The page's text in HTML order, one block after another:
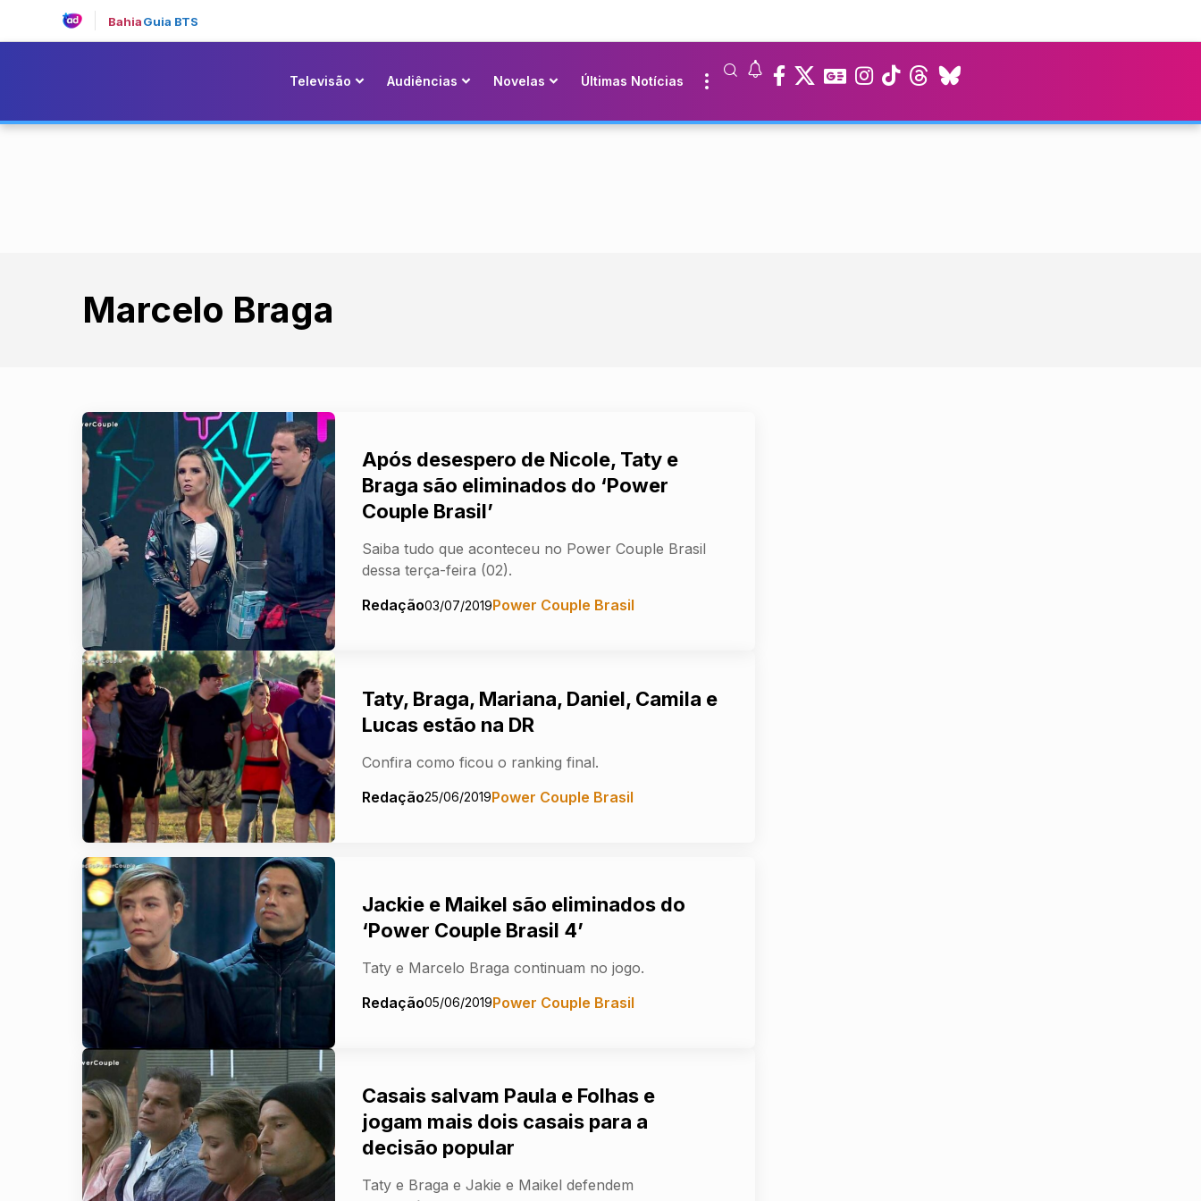
BahiaGuia BTS
Televisão Audiências Novelas Últimas Notícias
Marcelo Braga
Após desespero de Nicole, Taty e
Braga são eliminados do ‘Power
Couple Brasil’
Saiba tudo que aconteceu no Power Couple Brasil
dessa terça-feira (02).
Redação03/07/2019Power Couple Brasil
Taty, Braga, Mariana, Daniel, Camila e
Lucas estão na DR
Confira como ficou o ranking final.
Redação25/06/2019Power Couple Brasil
Jackie e Maikel são eliminados do
‘Power Couple Brasil 4’
Taty e Marcelo Braga continuam no jogo.
Redação05/06/2019Power Couple Brasil
Casais salvam Paula e Folhas e
jogam mais dois casais para a
decisão popular
Taty e Braga e Jakie e Maikel defendem